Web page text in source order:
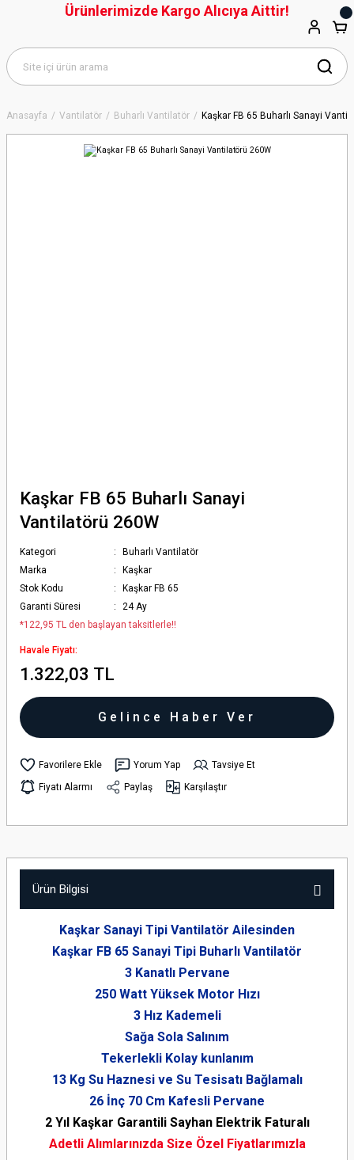
Anasayfa Vantilatör Buharlı Vantilatör Kaşkar FB 65 Buharlı Sanayi
Kaşkar FB 65 Buharlı Sanayi
Vantilatörü 260W
Kategori
Buharlı Vantilatör
Marka
Kaşkar
Stok Kodu
Kaşkar FB 65
Garanti Süresi
24 Ay
*122,95 TL den başlayan taksitlerle!!
Havale Fiyatı:
1.322,03 TL
Gelince Haber Ver
Yorum Yap
Tavsiye Et
Fiyatı Alarmı
Paylaş Karşılaştır
Ürün Bilgisi
Kaşkar Sanayi Tipi Vantilatör Ailesinden
Kaşkar FB 65 Sanayi Tipi Buharlı Vantilatör
3 Kanatlı Pervane
250 Watt Yüksek Motor Hızı
3 Hız Kademeli
Sağa Sola Salınım
Tekerlekli Kolay kunlanım
13 Kg Su Haznesi ve Su Tesisatı Bağlamalı
26 İnç 70 Cm Kafesli Pervane
2 Yıl Kaşkar Garantili Sayhan Elektrik Faturalı
Adetli Alımlarınızda Size Özel Fiyatlarımızla
Ürünlerimizde Kargo Alıcıya Aittir!